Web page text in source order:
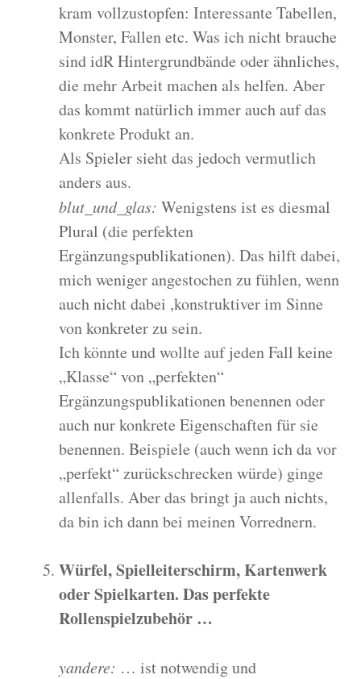
kram vollzustopfen: Interessante Tabellen,
Monster, Fallen etc. Was ich nicht brauche
sind idR Hintergrundbände oder ähnliches,
die mehr Arbeit machen als helfen. Aber
das kommt natürlich immer auch auf das
konkrete Produkt an.
Als Spieler sieht das jedoch vermutlich
anders aus.
blut_und_glas: Wenigstens ist es diesmal
Plural (die perfekten
Ergänzungspublikationen). Das hilft dabei,
mich weniger angestochen zu fühlen, wenn
auch nicht dabei ,konstruktiver im Sinne
von konkreter zu sein.
Ich könnte und wollte auf jeden Fall keine
„Klasse“ von „perfekten“
Ergänzungspublikationen benennen oder
auch nur konkrete Eigenschaften für sie
benennen. Beispiele (auch wenn ich da vor
„perfekt“ zurückschrecken würde) ginge
allenfalls. Aber das bringt ja auch nichts,
da bin ich dann bei meinen Vorrednern.
Würfel, Spielleiterschirm, Kartenwerk
oder Spielkarten. Das perfekte
Rollenspielzubehör …
yandere: … ist notwendig und